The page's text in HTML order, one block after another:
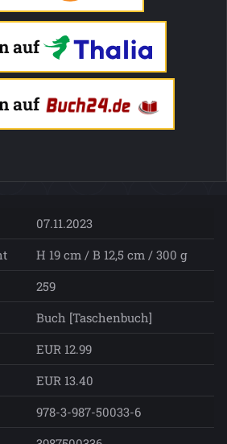
auf
auf
07.11.2023
H 19 cm / B 12,5 cm / 300 g
259
Buch [Taschenbuch]
EUR 12.99
EUR 13.40
978-3-987-50033-6